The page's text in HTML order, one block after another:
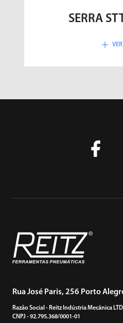
SERRA
Rua José Paris, 256 Porto
Razão Social - Reitz Indústria Mecânica
CNPJ - 92.795.368/0001-01